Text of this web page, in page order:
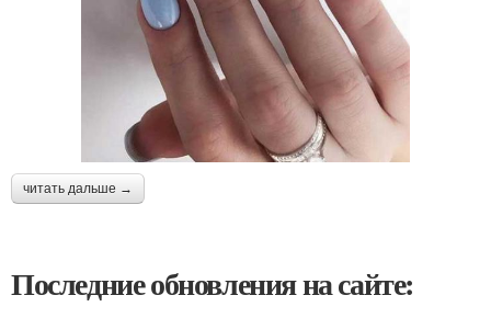
читать дальше →
Последние обновления на сайте: